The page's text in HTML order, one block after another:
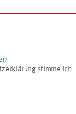
stimme ich